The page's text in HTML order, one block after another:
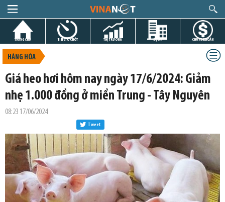
TRANG CHỦ TIN GIỜ CHÓT THỊ TRƯỜNG DỰ ÁN CHỨNG KHOÁN
HÀNG HÓA
Giá heo hơi hôm nay ngày 17/6/2024: Giảm
nhẹ 1.000 đồng ở miền Trung - Tây Nguyên
08:23 17/06/2024
Tweet